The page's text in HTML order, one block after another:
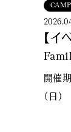
【イ
開催
（日）